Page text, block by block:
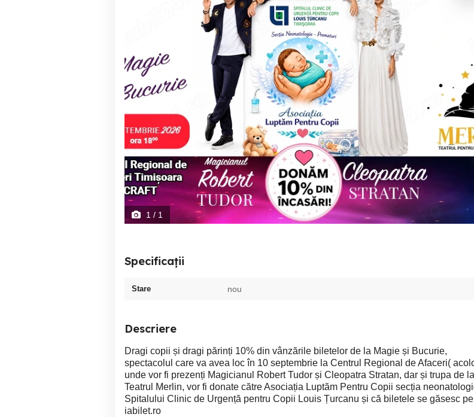
1 / 1
Specificații
Stare nou
Descriere
Dragi copii și dragi părinți 10% din vânzările biletelor de la Magie și Bucurie,
spectacolul care va avea loc în 10 septembrie la Centrul Regional de Afaceri(
unde vor fi prezenți Magicianul Robert Tudor și Cleopatra Stratan, dar și trupa de la
Teatrul Merlin, vor fi donate către Asociația Luptăm Pentru Copii secția
Spitalului Clinic de Urgență pentru Copii Louis Țurcanu și că biletele se găsesc pe
iabilet.ro